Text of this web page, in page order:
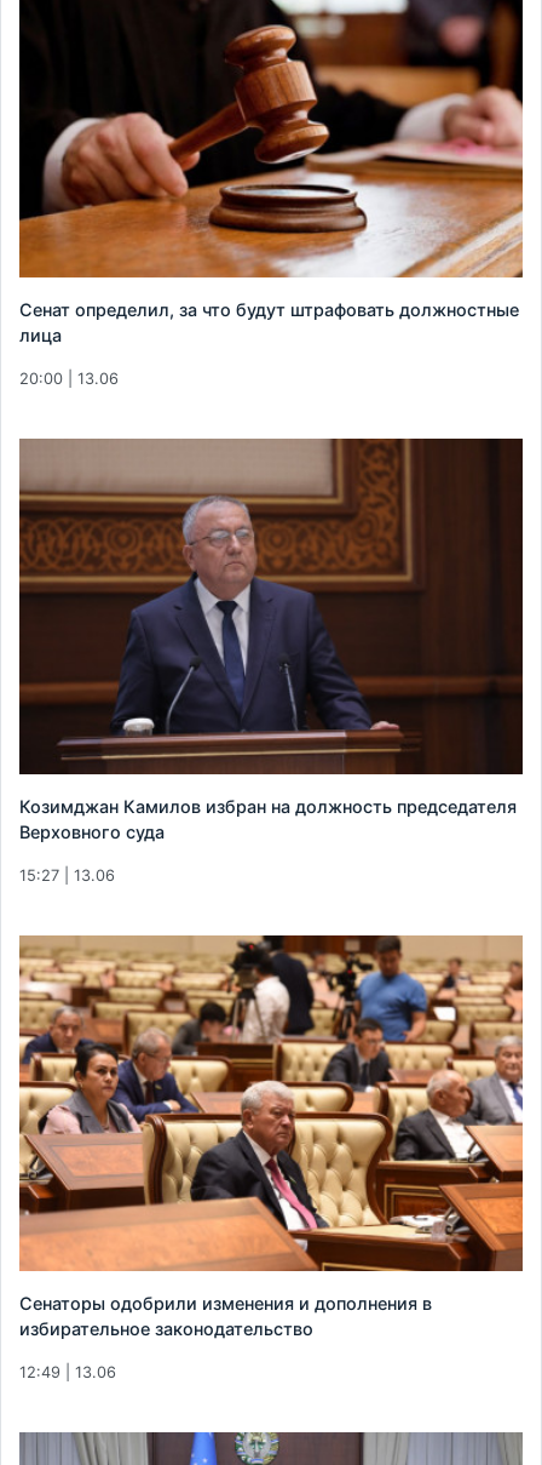
Сенат определил, за что будут штрафовать должностные
лица
20:00 | 13.06
Козимджан Камилов избран на должность председателя
Верховного суда
15:27 | 13.06
Сенаторы одобрили изменения и дополнения в
избирательное законодательство
12:49 | 13.06